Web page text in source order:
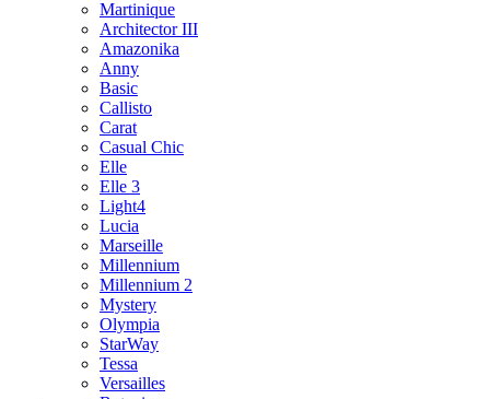
Martinique
Architector III
Amazonika
Anny
Basic
Callisto
Carat
Casual Chic
Elle
Elle 3
Light4
Lucia
Marseille
Millennium
Millennium 2
Mystery
Olympia
StarWay
Tessa
Versailles